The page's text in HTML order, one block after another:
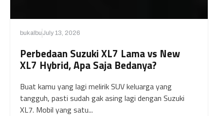
bukalbu July 13, 2026
Perbedaan Suzuki XL7 Lama vs New
XL7 Hybrid, Apa Saja Bedanya?
Buat kamu yang lagi melirik SUV keluarga yang
tangguh, pasti sudah gak asing lagi dengan Suzuki
XL7. Mobil yang satu...